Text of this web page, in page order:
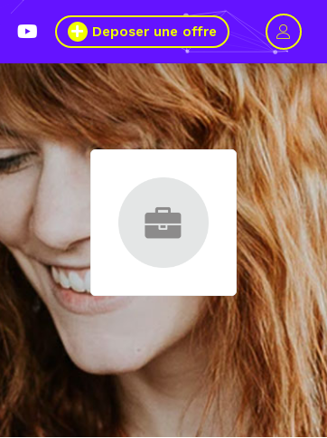
Wagon Marseille s’engage pour plus de mixité dans
Deposer une offre